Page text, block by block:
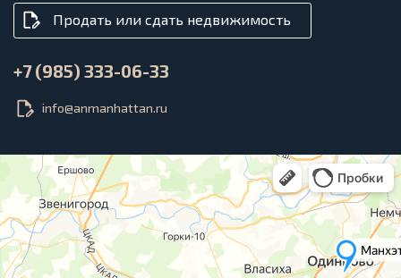
Продать или сдать недвижимость
+7 (985) 333-06-33
info@anmanhattan.ru